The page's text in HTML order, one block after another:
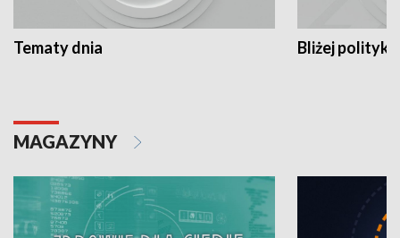
Tematy dnia Bliżej polityki
MAGAZYNY